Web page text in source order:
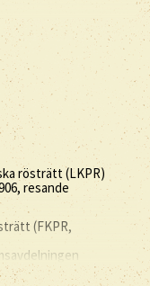
rösträtt (LKPR)
resande
(FKPR,